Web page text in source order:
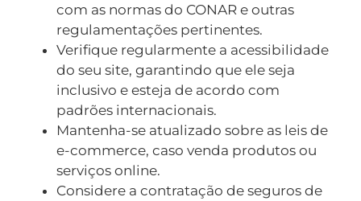
com as normas do CONAR e outras
regulamentações pertinentes.
Verifique regularmente a acessibilidade
do seu site, garantindo que ele seja
inclusivo e esteja de acordo com
padrões internacionais.
Mantenha-se atualizado sobre as leis de
e-commerce, caso venda produtos ou
serviços online.
Considere a contratação de seguros de